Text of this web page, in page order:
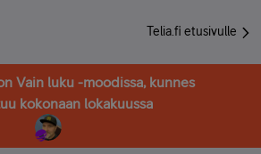
Telia.fi etusivulle
Vain luku -moodissa, kunnes
kokonaan lokakuussa